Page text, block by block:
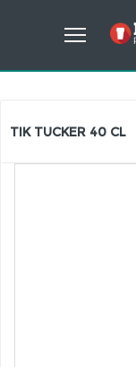
TIK TUCKER 40 CL